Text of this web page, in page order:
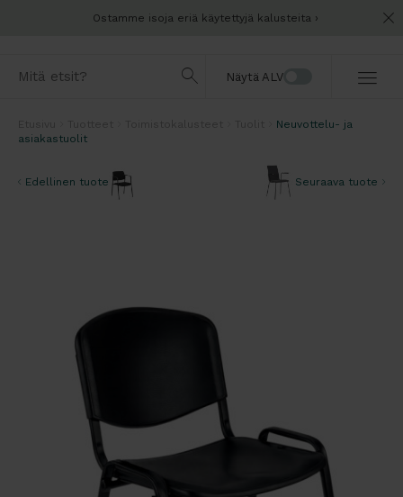
Ostamme isoja eriä käytettyjä kalusteita
Näytä ALV
Neuvottelu- ja
asiakastuolit
Edellinen tuote Seuraava tuote